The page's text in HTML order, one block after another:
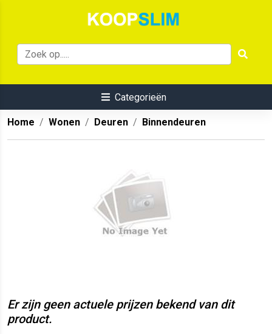
Categorieën
Home Wonen Deuren Binnendeuren
Er zijn geen actuele prijzen bekend van dit
product.